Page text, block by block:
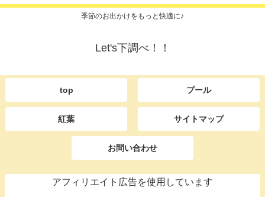
季節のお出かけをもっと快適に♪
Let's下調べ！！
top プール
紅葉 サイトマップ
お問い合わせ
アフィリエイト広告を使用しています